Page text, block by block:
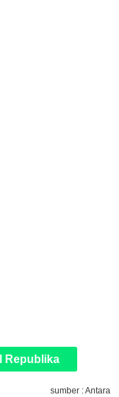
Republika
sumber : Antara